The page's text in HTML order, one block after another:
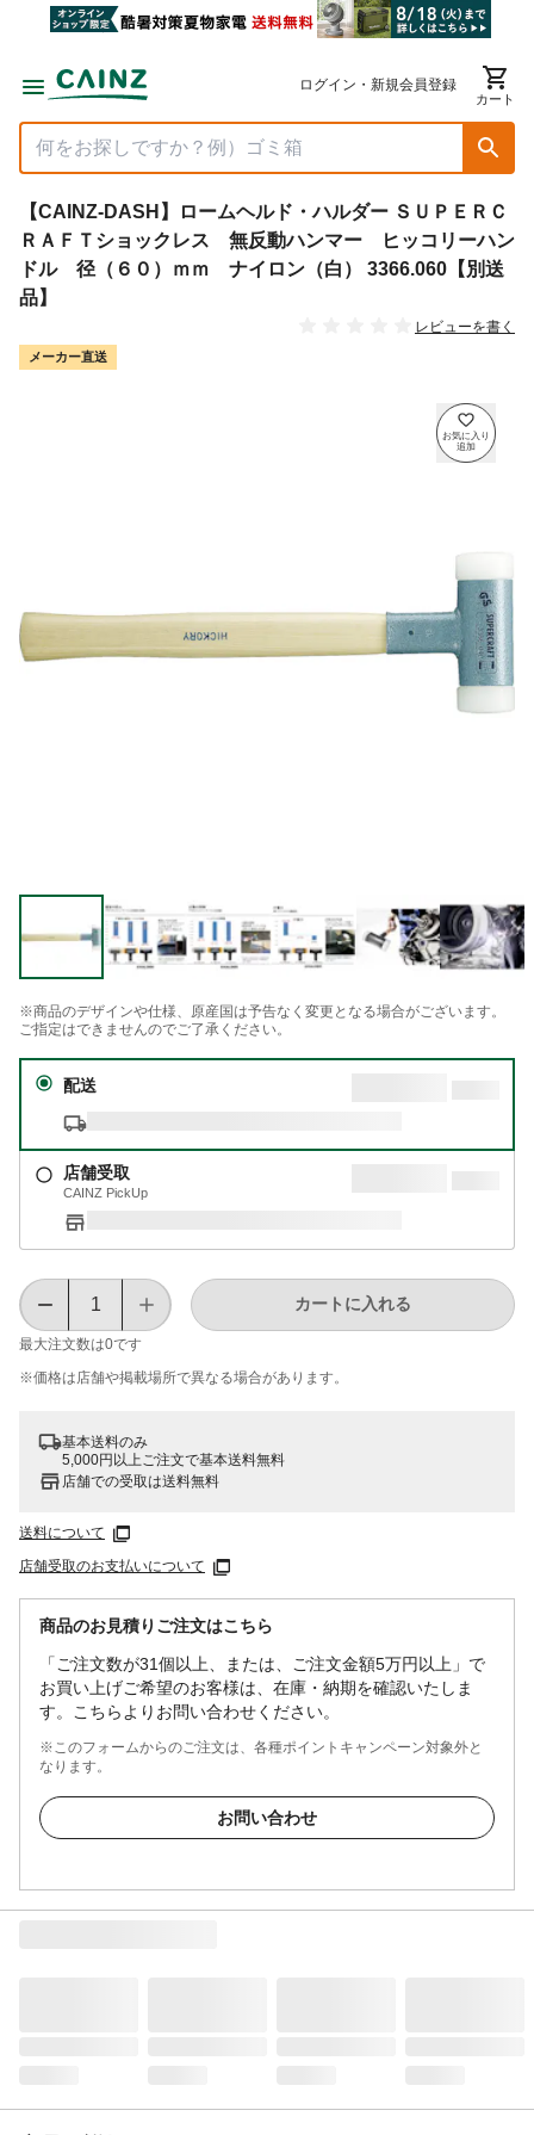
ログイン・新規会員登録
カート
【CAINZ-DASH】ロームヘルド・ハルダー ＳＵＰＥＲＣ
ＲＡＦＴショックレス 無反動ハンマー ヒッコリーハン
ドル 径（６０）ｍｍ ナイロン（白） 3366.060【別送
品】
レビューを書く
メーカー直送
※商品のデザインや仕様、原産国は予告なく変更となる場合がございます。
ご指定はできませんのでご了承ください。
配送
店舗受取
CAINZ PickUp
最大注文数は0です
カートに入れる
※価格は​店舗や​掲載場所で​異なる​場合が​あります。
基本送料のみ
5,000円以上ご注文で基本送料無料
店舗での受取は送料無料
送料について
店舗受取のお支払いについて
商品のお見積りご注文はこちら
「ご注文数が31個以上、または、ご注文金額5万円以上」で
お買い上げご希望のお客様は、在庫・納期を確認いたしま
す。こちらよりお問い合わせください。
※このフォームからのご注文は、各種ポイントキャンペーン対象外と
なります。
お問い合わせ